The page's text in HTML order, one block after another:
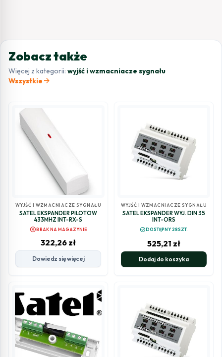
Zobacz także
Więcej z kategorii: wyjść i wzmacniacze sygnału
Wszystkie arrow_forward
WYJŚĆ I WZMACNIACZE SYGNAŁU
SATEL EKSPANDER PILOTÓW
433MHZ INT-RX-S
cancelBRAK NA MAGAZYNIE
322,26 zł
Dowiedz się więcej
WYJŚĆ I WZMACNIACZE SYGNAŁU
SATEL EKSPANDER WYJ. DIN 35
INT-ORS
check_circleDOSTĘPNY 28SZT.
525,21 zł
Dodaj do koszyka